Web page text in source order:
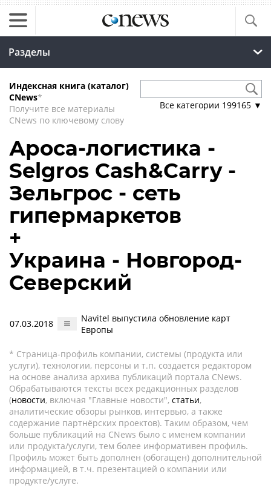
Разделы
Индексная книга (каталог)
CNews*
Получите все материалы
CNews по ключевому слову
Все категории 199165 ▼
Ароса-логистика -
Selgros Cash&Carry -
Зельгрос - сеть
гипермаркетов
+
Украина - Новгород-
Северский
07.03.2018
Navitel выпустила обновление карт
Европы
* Страница-профиль компании, системы (продукта или
услуги), технологии, персоны и т.п. создается редактором
на основе анализа архива публикаций портала CNews.
Обрабатываются тексты всех редакционных разделов
(новости, включая "Главные новости", статьи,
аналитические обзоры рынков, интервью, а также
содержание партнёрских проектов). Таким образом, чем
больше публикаций на CNews было с именем компании
или продукта/услуги, тем более информативен профиль.
Профиль может быть дополнен (обогащен) дополнительной
информацией, в т.ч. презентацией о компании или
продукте/услуге.